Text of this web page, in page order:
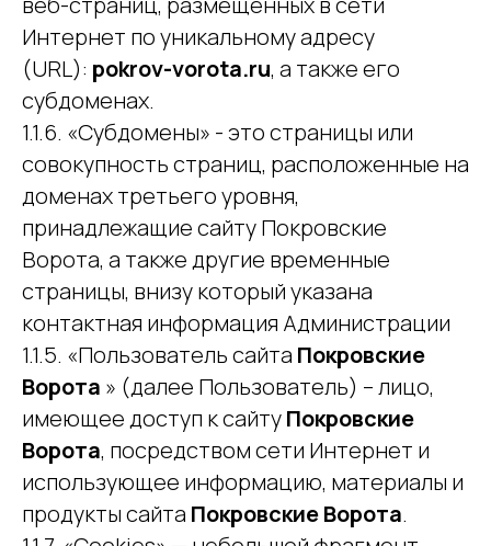
Интернет по уникальному адресу
(URL): pokrov-vorota.ru, а также его
субдоменах.
1.1.6. «Субдомены» - это страницы или
совокупность страниц, расположенные на
доменах третьего уровня,
принадлежащие сайту Покровские
Ворота, а также другие временные
страницы, внизу который указана
контактная информация Администрации
1.1.5. «Пользователь сайта Покровские
Ворота » (далее Пользователь) – лицо,
имеющее доступ к сайтуПокровские
Ворота, посредством сети Интернет и
использующее информацию, материалы и
продукты сайта Покровские Ворота.